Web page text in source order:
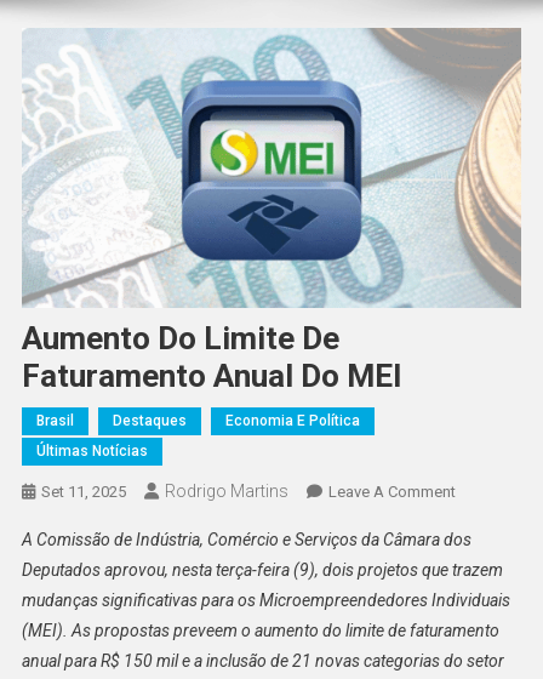
Aumento Do Limite De
Faturamento Anual Do MEI
Brasil Destaques
Economia E Política
Últimas Notícias
Set 11, 2025 Rodrigo Martins Leave A CommentOn
Do
Limite
De
Faturamento
Anual
A Comissão de Indústria, Comércio e Serviços da Câmara dos
Deputados aprovou, nesta terça-feira (9), dois projetos que trazem
mudanças significativas para os Microempreendedores Individuais
(MEI). As propostas preveem o aumento do limite de faturamento
anual para R$ 150 mil e a inclusão de 21 novas categorias do setor